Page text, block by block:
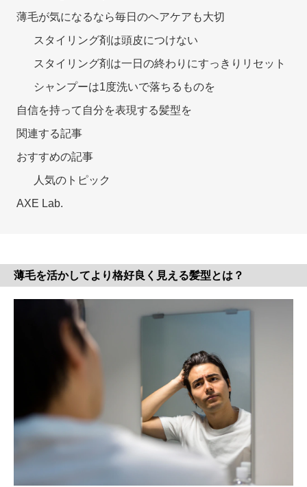
薄毛が気になるなら毎日のヘアケアも大切
スタイリング剤は頭皮につけない
スタイリング剤は一日の終わりにすっきりリセット
シャンプーは1度洗いで落ちるものを
自信を持って自分を表現する髪型を
関連する記事
おすすめの記事
人気のトピック
AXE Lab.
薄毛を活かしてより格好良く見える髪型とは？